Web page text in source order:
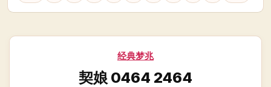
分
经典梦兆
契娘 0464 2464